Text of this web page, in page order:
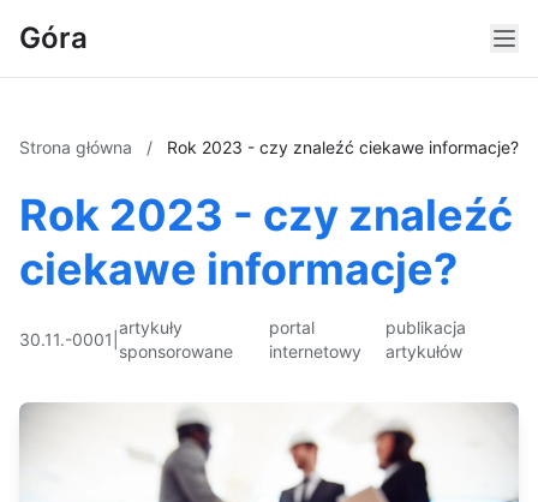
Góra
Strona główna / Rok 2023 - czy znaleźć ciekawe informacje?
Rok 2023 - czy znaleźć
ciekawe informacje?
30.11.-0001
artykuły
sponsorowane
portal
internetowy
publikacja
artykułów